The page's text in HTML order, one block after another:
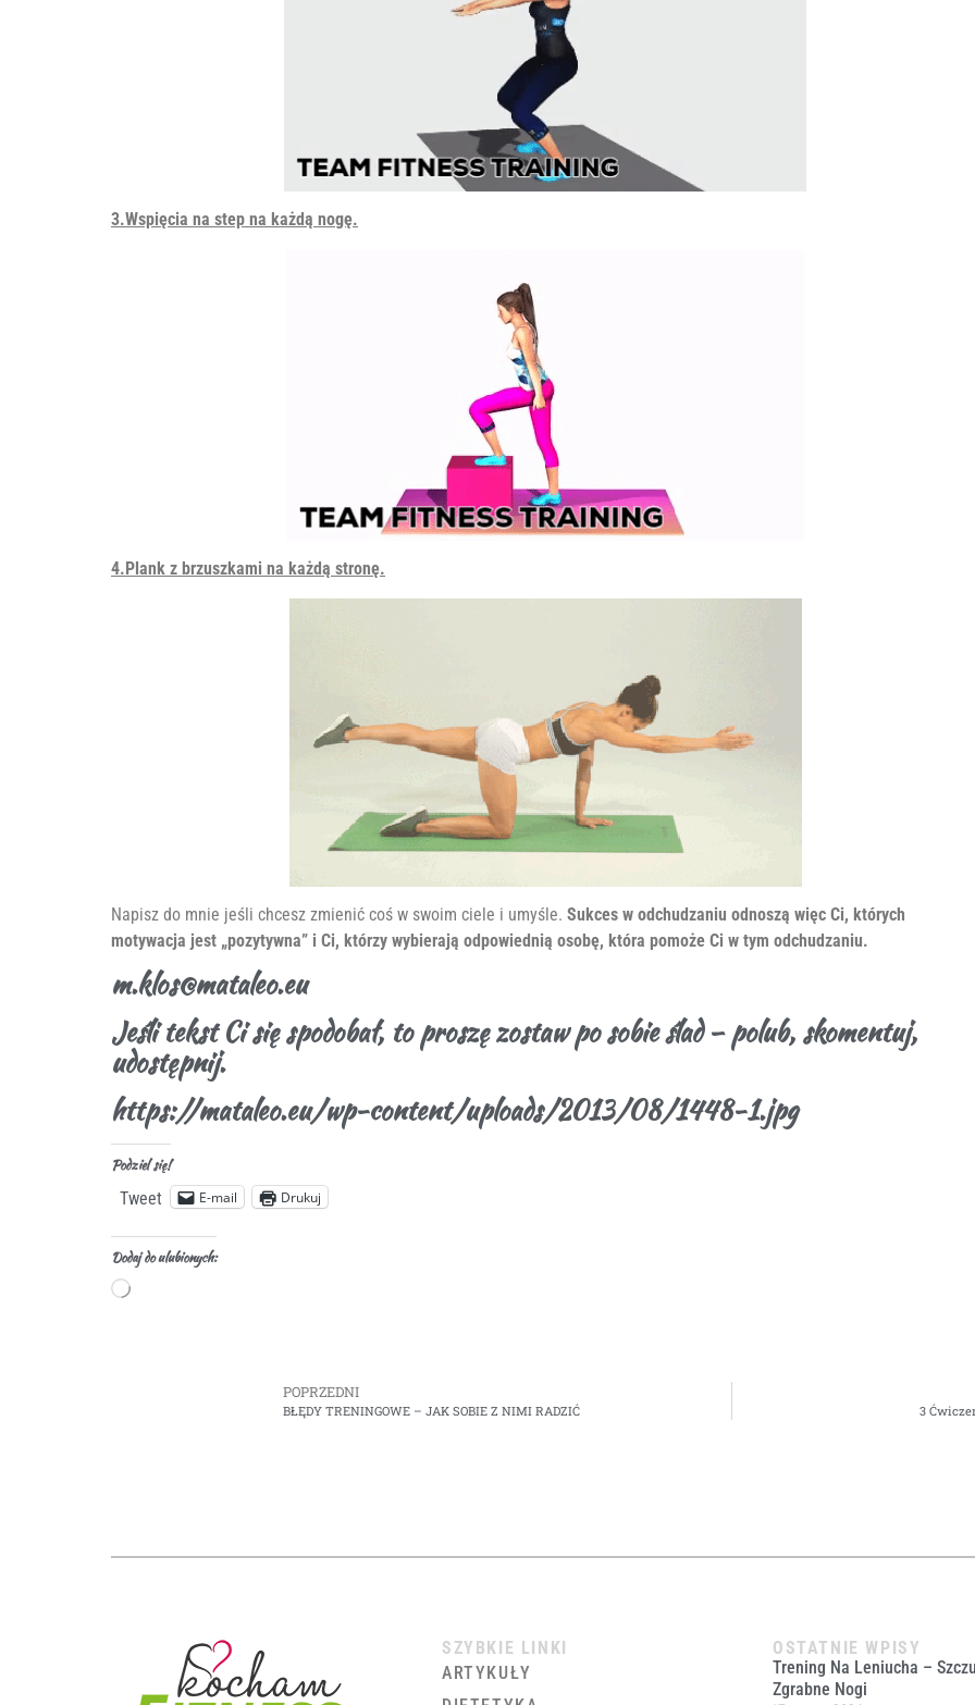
3.Wspięcia na step na każdą nogę.
4.Plank z brzuszkami na każdą stronę.
Napisz do mnie jeśli chcesz zmienić coś w swoim ciele i umyśle. Sukces w odchudzaniu odnoszą więc Ci, których
motywacja jest „pozytywna” i Ci, którzy wybierają odpowiednią osobę, która pomoże Ci w tym odchudzaniu.
m.klos@mataleo.eu
Jeśli tekst Ci się spodobał, to proszę zostaw po sobie ślad – polub, skomentuj,
udostępnij.
https://mataleo.eu/wp-content/uploads/2013/08/1448-1.jpg
Podziel się!
Tweet E-mail Drukuj
Dodaj do ulubionych:
POPRZEDNI
BŁĘDY TRENINGOWE – JAK SOBIE Z NIMI RADZIĆ 3
SZYBKIE LINKI
ARTYKUŁY
OSTATNIE WPISY
Trening Na Leniucha –
Zgrabne Nogi